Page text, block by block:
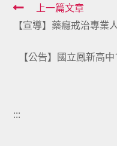
Read
more
articles
上一篇文章
【宣導】藥癮戒治專業
【公告】國立鳳新高
:::